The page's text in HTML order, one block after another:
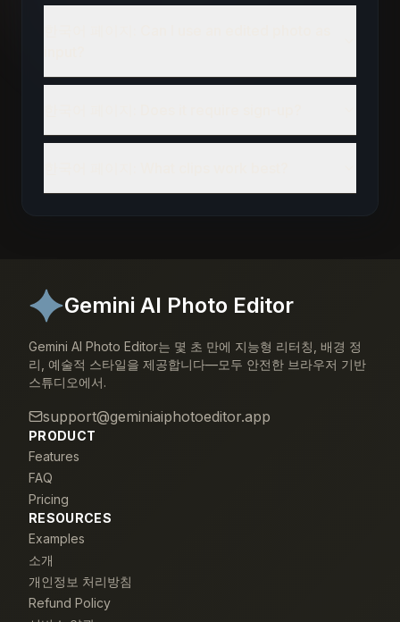
Gemini AI Photo Editor
Gemini AI Photo Editor는 몇 초 만에 지능형 리터칭, 배경 정
리, 예술적 스타일을 제공합니다—모두 안전한 브라우저 기반
스튜디오에서.
support@geminiaiphotoeditor.app
PRODUCT
Features
FAQ
Pricing
RESOURCES
Examples
소개
개인정보 처리방침
Refund Policy